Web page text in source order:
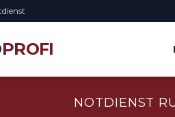
PROFI
NOTDIENST